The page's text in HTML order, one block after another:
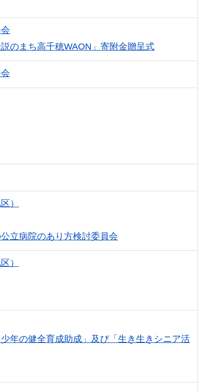
のまち高千穂WAON」寄附金贈呈式
）
立病院のあり方検討委員会
）
年の健全育成助成」及び「生き生きシニア活